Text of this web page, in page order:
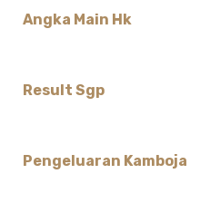
Angka Main Hk
Result Sgp
Pengeluaran Kamboja